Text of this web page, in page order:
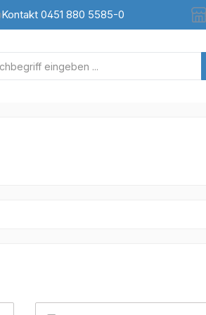
Kontakt 0451 880 5585-0